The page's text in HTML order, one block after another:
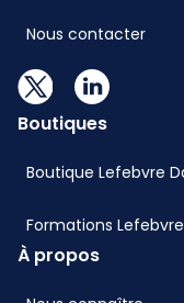
Nous contacter
Boutiques
Boutique Lefebvre
Formations
À propos